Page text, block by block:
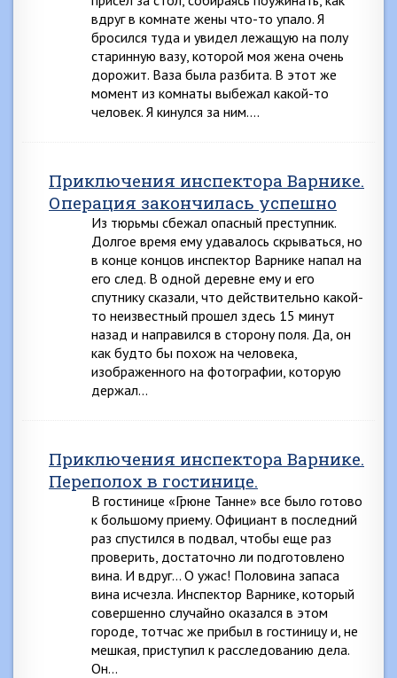
вдруг в комнате жены что-то упало. Я
бросился туда и увидел лежащую на полу
старинную вазу, которой моя жена очень
дорожит. Ваза была разбита. В этот же
момент из комнаты выбежал какой-то
человек. Я кинулся за ним….
Приключения инспектора Варнике.
Операция закончилась успешно
Из тюрьмы сбежал опасный преступник.
Долгое время ему удавалось скрываться, но
в конце концов инспектор Варнике напал на
его след. В одной деревне ему и его
спутнику сказали, что действительно какой-
то неизвестный прошел здесь 15 минут
назад и направился в сторону поля. Да, он
как будто бы похож на человека,
изображенного на фотографии, которую
держал…
Приключения инспектора Варнике.
Переполох в гостинице.
В гостинице «Грюне Танне» все было готово
к большому приему. Официант в последний
раз спустился в подвал, чтобы еще раз
проверить, достаточно ли подготовлено
вина. И вдруг… О ужас! Половина запаса
вина исчезла. Инспектор Варнике, который
совершенно случайно оказался в этом
городе, тотчас же прибыл в гостиницу и, не
мешкая, приступил к расследованию дела.
Он…